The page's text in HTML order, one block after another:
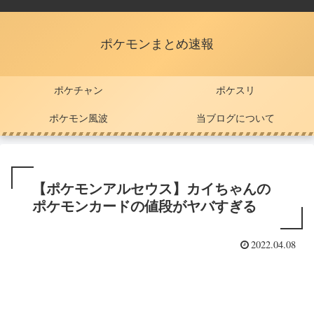
ポケモンまとめ速報
ポケチャン ポケスリ
ポケモン風波 当ブログについて
【ポケモンアルセウス】カイちゃんの
ポケモンカードの値段がヤバすぎる
2022.04.08